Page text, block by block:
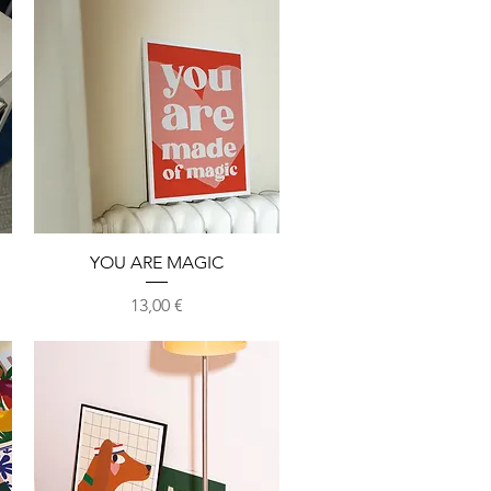
Aperçu rapide
YOU ARE MAGIC
Prix
13,00 €